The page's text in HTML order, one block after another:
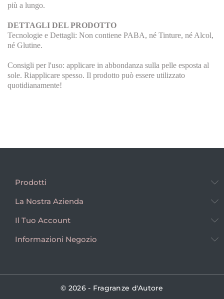
più a lungo.
DETTAGLI DEL PRODOTTO
Tecnologie e Dettagli: Non contiene PABA, né Tinture, né Alcol,
né Glutine.
Consigli per l'uso: applicare in abbondanza sulla pelle esposta al
sole. Riapplicare spesso. Il prodotto può essere utilizzato
quotidianamente!
Prodotti
La Nostra Azienda
Il Tuo Account
Informazioni Negozio
© 2026 - Fragranze d'Autore